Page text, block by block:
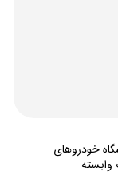
خودروهای
وابسته